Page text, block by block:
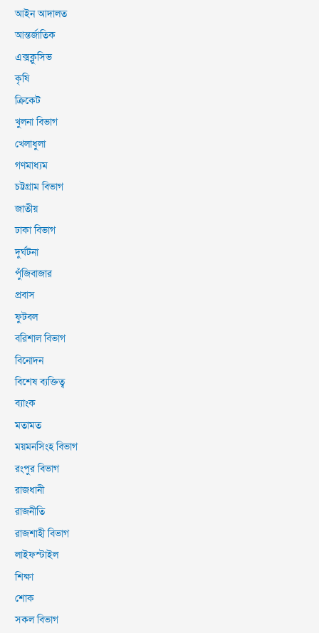
আইন আদালত
আন্তর্জাতিক
এক্সক্লুসিভ
কৃষি
ক্রিকেট
খুলনা বিভাগ
খেলাধুলা
গণমাধ্যম
চট্টগ্রাম বিভাগ
জাতীয়
ঢাকা বিভাগ
দুর্ঘটনা
পুঁজিবাজার
প্রবাস
ফুটবল
বরিশাল বিভাগ
বিনোদন
বিশেষ ব্যক্তিত্ব
ব্যাংক
মতামত
ময়মনসিংহ বিভাগ
রংপুর বিভাগ
রাজধানী
রাজনীতি
রাজশাহী বিভাগ
লাইফস্টাইল
শিক্ষা
শোক
সকল বিভাগ